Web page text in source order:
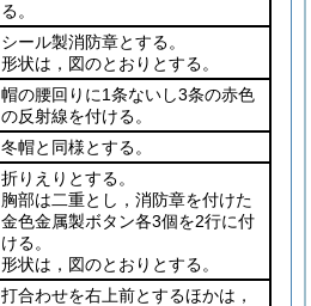
る。
シール製消防章とする。
形状は，図のとおりとする。
帽の腰回りに1条ないし3条の赤色
の反射線を付ける。
冬帽と同様とする。
折りえりとする。
胸部は二重とし，消防章を付けた
金色金属製ボタン各3個を2行に付
ける。
形状は，図のとおりとする。
打合わせを右上前とするほかは，